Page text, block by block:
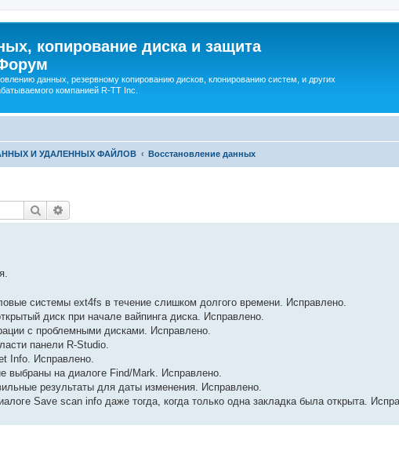
копирование диска и защита
данных, резервному копированию дисков, клонированию систем, и других
компанией R-TT Inc.
И УДАЛЕННЫХ ФАЙЛОВ Восстановление данных
Search
системы ext4fs в течение слишком долгого времени. Исправлено.
диск при начале вайпинга диска. Исправлено.
с проблемными дисками. Исправлено.
панели R-Studio.
Info. Исправлено.
на диалоге Find/Mark. Исправлено.
результаты для даты изменения. Исправлено.
Save scan info даже тогда, когда только одна закладка была открыта.